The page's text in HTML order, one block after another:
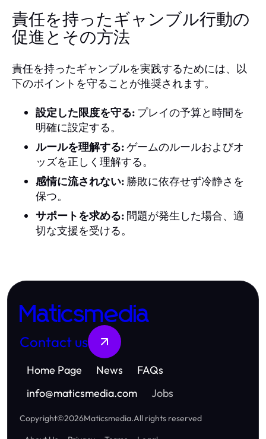
責任を持ったギャンブル行動の
促進とその方法
責任を持ったギャンブルを実践するためには、以
下のポイントを守ることが推奨されます。
設定した限度を守る: プレイの予算と時間を
明確に設定する。
ルールを理解する:ゲームのルールおよびオ
ッズを正しく理解する。
感情に流されない: 勝敗に依存せず冷静さを
保つ。
サポートを求める: 問題が発生した場合、適
切な支援を受ける。
Maticsmedia
Contact us
Home Page News
FAQs
info@maticsmedia.com Jobs
Copyright©2026Maticsmedia.All rights reserved